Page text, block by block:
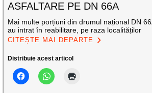
ASFALTARE PE DN 66A
Mai multe porțiuni din drumul național DN
au intrat în reabilitare, pe raza localităților
CITEȘTE MAI DEPARTE
Distribuie acest articol